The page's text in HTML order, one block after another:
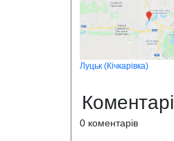
Луцьк (Кічкарівка)
Коментарі
0 коментарів